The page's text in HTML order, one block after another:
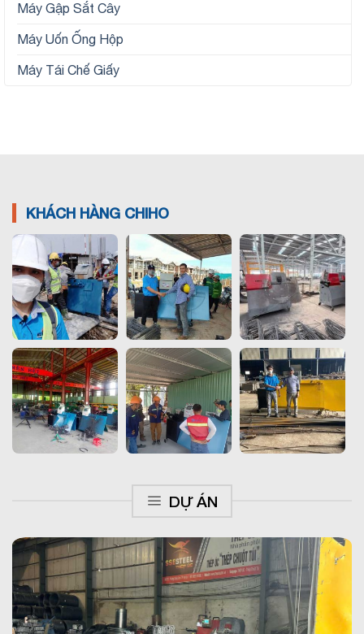
Máy Gập Sắt Cây
Máy Uốn Ống Hộp
Máy Tái Chế Giấy
KHÁCH HÀNG CHIHO
DỰ ÁN